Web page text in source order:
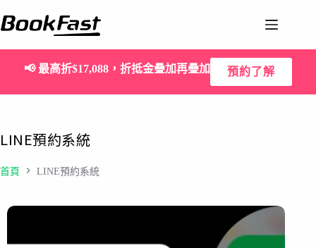
📢 最高折$17,088，折抵金疊加再疊加 預約了解
LINE預約系統
首頁 LINE預約系統